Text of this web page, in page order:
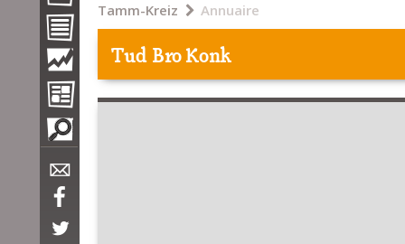
Tamm-Kreiz Annuaire
Tud Bro Konk